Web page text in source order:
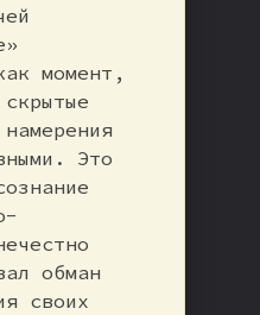
момент,
Это
обман
своих